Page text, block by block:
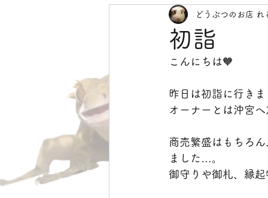
初詣
どうぶつのお店 れ
こんにちは🧡
昨日は初詣に行き
オーナーとは沖宮
商売繁盛はもちろ
ました…。
御守りや御札、縁